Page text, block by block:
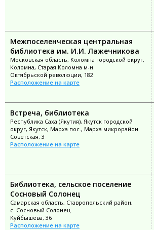
Межпоселенческая центральная
библиотека им. И.И. Лажечникова
Московская область, Коломна городской округ,
Коломна, Старая Коломна м-н
Октябрьской революции, 182
Расположение на карте
Встреча, библиотека
Республика Саха (Якутия), Якутск городской
округ, Якутск, Марха пос., Марха микрорайон
Советская, 3
Расположение на карте
Библиотека, сельское поселение
Сосновый Солонец
Самарская область, Ставропольский район,
с. Сосновый Солонец
Куйбышева, 36
Расположение на карте